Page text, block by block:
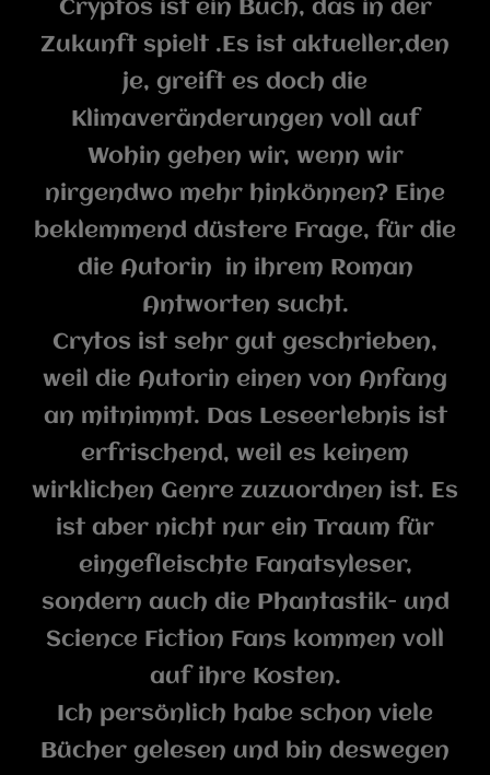
Cryptos ist ein Buch, das in der
Zukunft spielt .Es ist aktueller,den
je, greift es doch die
Klimaveränderungen voll auf
Wohin gehen wir, wenn wir
nirgendwo mehr hinkönnen? Eine
beklemmend düstere Frage, für die
die Autorin in ihrem Roman
Antworten sucht.
Crytos ist sehr gut geschrieben,
weil die Autorin einen von Anfang
an mitnimmt. Das Leseerlebnis ist
erfrischend, weil es keinem
wirklichen Genre zuzuordnen ist. Es
ist aber nicht nur ein Traum für
eingefleischte Fanatsyleser,
sondern auch die Phantastik- und
Science Fiction Fans kommen voll
auf ihre Kosten.
Ich persönlich habe schon viele
Bücher gelesen und bin deswegen